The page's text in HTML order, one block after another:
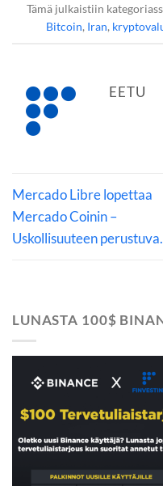
Tämä julkaistiin
Bitcoin, Iran,
EETU
Mercado Libre lopettaa
Mercado Coinin –
Uskollisuuteen
LUNASTA 100$